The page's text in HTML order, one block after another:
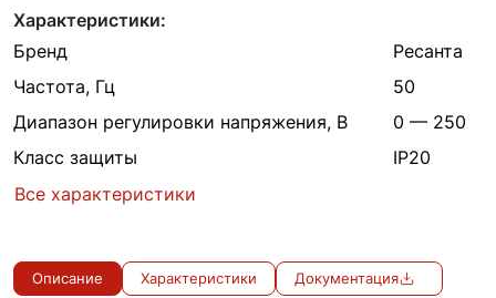
Характеристики:
Бренд
Ресанта
Частота, Гц
50
Диапазон регулировки напряжения, В
0 — 250
Класс защиты
IP20
Все характеристики
Описание Характеристики Документация